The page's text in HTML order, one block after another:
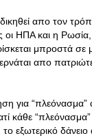
απο τον
οι ΗΠΑ και η
μπροστά
απο
για “πλεόνασμα”
κάθε
εξωτερικό δάνειο